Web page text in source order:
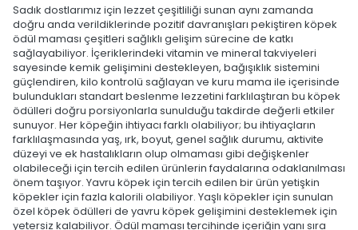
Sadık dostlarımız için lezzet çeşitliliği sunan aynı zamanda
doğru anda verildiklerinde pozitif davranışları pekiştiren köpek
ödül maması çeşitleri sağlıklı gelişim sürecine de katkı
sağlayabiliyor. İçeriklerindeki vitamin ve mineral takviyeleri
sayesinde kemik gelişimini destekleyen, bağışıklık sistemini
güçlendiren, kilo kontrolü sağlayan ve kuru mama ile içerisinde
bulundukları standart beslenme lezzetini farklılaştıran bu köpek
ödülleri doğru porsiyonlarla sunulduğu takdirde değerli etkiler
sunuyor. Her köpeğin ihtiyacı farklı olabiliyor; bu ihtiyaçların
farklılaşmasında yaş, ırk, boyut, genel sağlık durumu, aktivite
düzeyi ve ek hastalıkların olup olmaması gibi değişkenler
olabileceği için tercih edilen ürünlerin faydalarına odaklanılması
önem taşıyor. Yavru köpek için tercih edilen bir ürün yetişkin
köpekler için fazla kalorili olabiliyor. Yaşlı köpekler için sunulan
özel köpek ödülleri de yavru köpek gelişimini desteklemek için
yetersiz kalabiliyor. Ödül maması tercihinde içeriğin yanı sıra